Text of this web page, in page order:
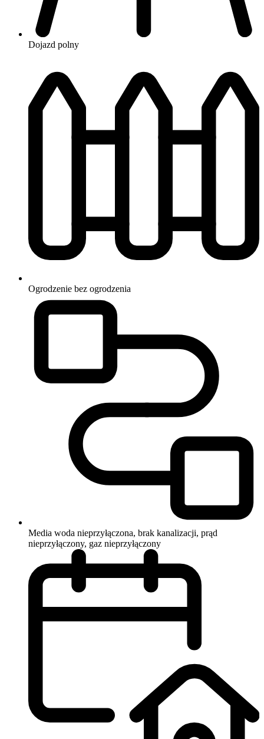
Dojazd polny
Ogrodzenie bez ogrodzenia
Media woda nieprzyłączona, brak kanalizacji, prąd
nieprzyłączony, gaz nieprzyłączony